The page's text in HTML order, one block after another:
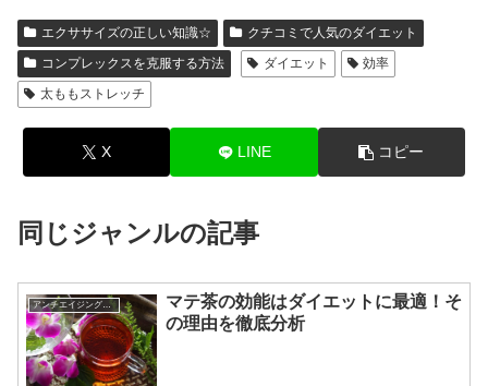
エクササイズの正しい知識☆
クチコミで人気のダイエット
コンプレックスを克服する方法
ダイエット
効率
太ももストレッチ
X LINE コピー
同じジャンルの記事
アンチエイジングに効く食べ物
マテ茶の効能はダイエットに最適！そ
の理由を徹底分析